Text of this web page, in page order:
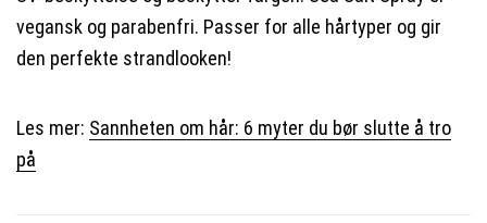
vegansk og parabenfri. Passer for alle hårtyper og gir
den perfekte strandlooken!
Les mer: Sannheten om hår: 6 myter du bør slutte å tro
på